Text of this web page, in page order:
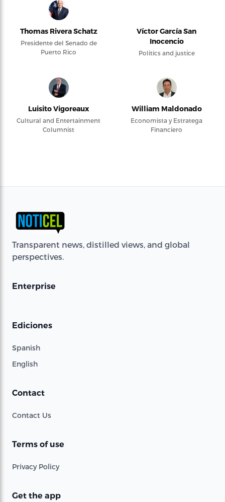
Thomas Rivera Schatz
Presidente del Senado de
Puerto Rico
Víctor García San
Inocencio
Politics and justice
Luisito Vigoreaux
Cultural and Entertainment
Columnist
William Maldonado
Economista y Estratega
Financiero
Transparent news, distilled views, and global
perspectives.
Enterprise
Ediciones
Spanish
English
Contact
Contact Us
Terms of use
Privacy Policy
Get the app